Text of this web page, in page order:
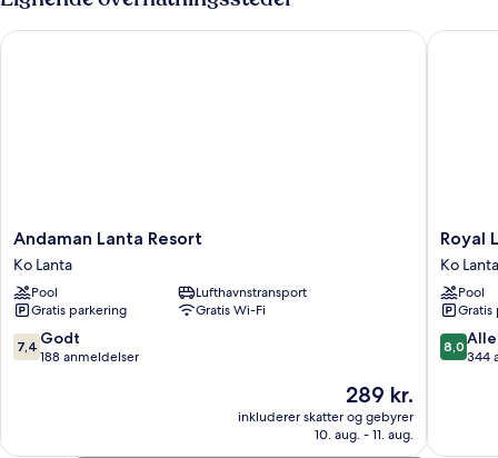
Andaman
Lanta
Resort
Ko
Lanta
Andaman Lanta Resort
Ko Lanta
Pool
Lufthavnstransport
Gratis parkering
Gratis Wi-Fi
7.4
ud
7,4 Godt
188 anmeldelser
Prisen
289 kr.
289 kr.
inkluderer skatter og gebyrer
10. aug. - 11. aug.
Andaman Lanta Resort
Royal
Lanta
Resort
&
Spa
Ko
Lanta
Royal
Ko Lanta
Pool
Gratis
8.0
ud
8,0
344
Royal